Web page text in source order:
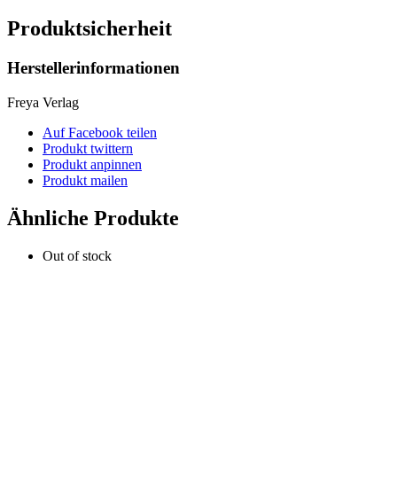
Produktsicherheit
Herstellerinformationen
Freya Verlag
Auf Facebook teilen
Produkt twittern
Produkt anpinnen
Produkt mailen
Ähnliche Produkte
Out of stock